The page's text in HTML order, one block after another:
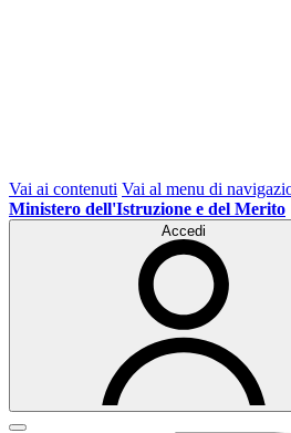
Vai ai contenuti Vai al menu di
Ministero dell'Istruzione e del Merito
Accedi